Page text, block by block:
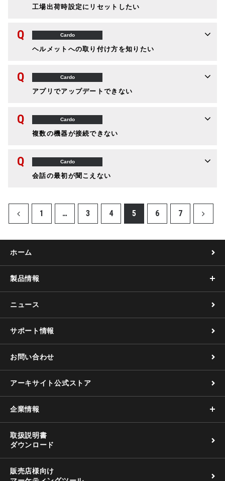
工場出荷時設定にリセットしたい
Q Cardo
ヘルメットへの取り付け方を知りたい
Q Cardo
アプリでアップデートできない
Q Cardo
複数の機器が接続できない
Q Cardo
会話の最初が聞こえない
1 … 3 4 5 6 7
ホーム
製品情報
ニュース
サポート情報
お問い合わせ
アーキサイト公式ストア
企業情報
取扱説明書
ダウンロード
販売店様向け